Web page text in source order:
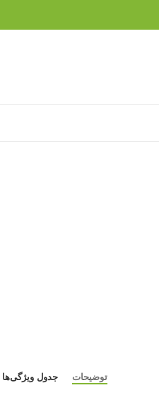
توضیحات جدول ویژگی‌ها